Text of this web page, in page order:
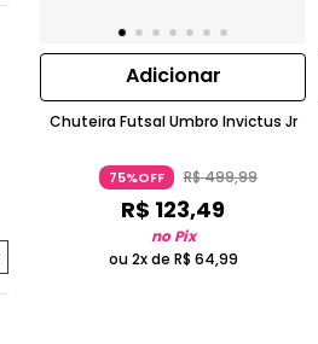
Adicionar
Chuteira Futsal Umbro Invictus Jr
75%OFF R$499,99
R$ 123,49
no Pix
ou 2x de R$ 64,99